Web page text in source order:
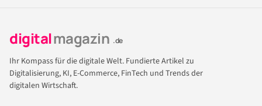
digitalmagazin .de
Ihr Kompass für die digitale Welt. Fundierte Artikel zu
Digitalisierung, KI, E-Commerce, FinTech und Trends der
digitalen Wirtschaft.